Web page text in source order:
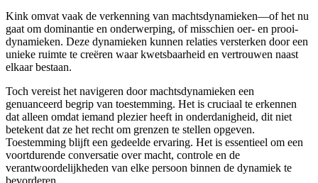
Kink omvat vaak de verkenning van machtsdynamieken—of het nu
gaat om dominantie en onderwerping, of misschien oer- en prooi-
dynamieken. Deze dynamieken kunnen relaties versterken door een
unieke ruimte te creëren waar kwetsbaarheid en vertrouwen naast
elkaar bestaan.
Toch vereist het navigeren door machtsdynamieken een
genuanceerd begrip van toestemming. Het is cruciaal te erkennen
dat alleen omdat iemand plezier heeft in onderdanigheid, dit niet
betekent dat ze het recht om grenzen te stellen opgeven.
Toestemming blijft een gedeelde ervaring. Het is essentieel om een
voortdurende conversatie over macht, controle en de
verantwoordelijkheden van elke persoon binnen de dynamiek te